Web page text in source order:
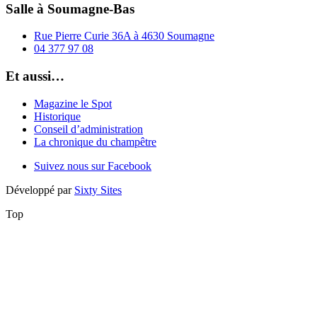
Salle à Soumagne-Bas
Rue Pierre Curie 36A à 4630 Soumagne
04 377 97 08
Et aussi…
Magazine le Spot
Historique
Conseil d’administration
La chronique du champêtre
Suivez nous sur Facebook
Développé par Sixty Sites
Top